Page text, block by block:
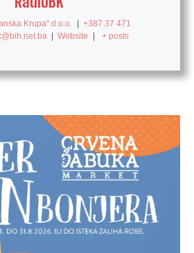
Krupa" d.o.o. | +387 37 471
| Website | + posts